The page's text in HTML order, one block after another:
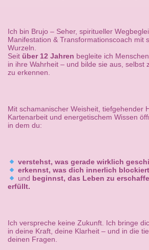
Ich bin Brujo – Seher, spiritueller
Manifestation & Transformationscoach mit
Wurzeln.
Seit über 12 Jahren begleite ich
in ihre Wahrheit – und bilde sie aus, selbst
zu erkennen.
Mit schamanischer Weisheit, tiefgehender
Kartenarbeit und energetischem Wissen
in dem du:
verstehst, was gerade wirklich
erkennst, was dich innerlich blockiert
und beginnst, das Leben zu
erfüllt.
Ich verspreche keine Zukunft. Ich bringe
in deine Kraft, deine Klarheit – und in die
deinen Fragen.